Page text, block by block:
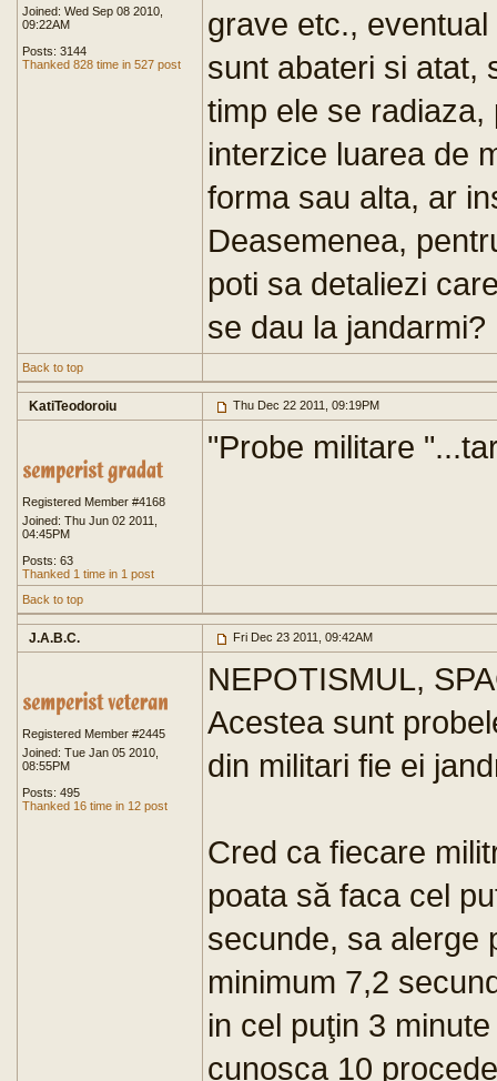
Joined: Wed Sep 08 2010,
09:22AM
Posts: 3144
Thanked 828 time in 527 post
grave etc.,
sunt abateri si atat,
timp ele se
interzice luarea de
forma sau alta, ar
Deasemenea,
poti sa detaliezi
se dau la jandarmi?
Back to top
KatiTeodoroiu Thu Dec 22 2011, 09:19PM
Registered Member #4168
Joined: Thu Jun 02 2011,
04:45PM
Posts: 63
Thanked 1 time in 1 post
"Probe militare
Back to top
J.A.B.C. Fri Dec 23 2011, 09:42AM
Registered Member #2445
Joined: Tue Jan 05 2010,
08:55PM
Posts: 495
Thanked 16 time in 12 post
NEPOTISMUL,
Acestea sunt
din militari fie ei
Cred ca fiecare
poata să faca cel
secunde, sa alerge
minimum 7,2
in cel puţin 3
cunosca 10